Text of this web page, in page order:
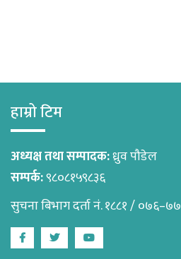
हाम्रो टिम
अध्यक्ष तथा सम्पादक:ध्रुव पौडेल
सम्पर्क:९८०८१५९८३६
सुचना बिभाग दर्ता नं. १८८१ / ०७६–७७
FacebookTwitterYoutube